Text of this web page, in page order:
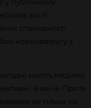
які б
співмірності
коронавірусу з
мають медики,
а які ні. Проте
не тільки на